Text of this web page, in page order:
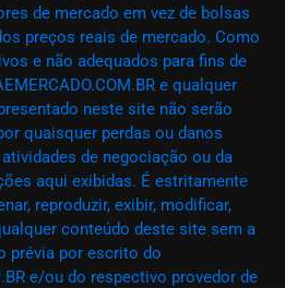
de mercado em vez de bolsas
preços reais de mercado. Como
e não adequados para fins de
e qualquer
neste site não serão
quaisquer perdas ou danos
de negociação ou da
aqui exibidas. É estritamente
reproduzir, exibir, modificar,
conteúdo deste site sem a
prévia por escrito do
e/ou do respectivo provedor de